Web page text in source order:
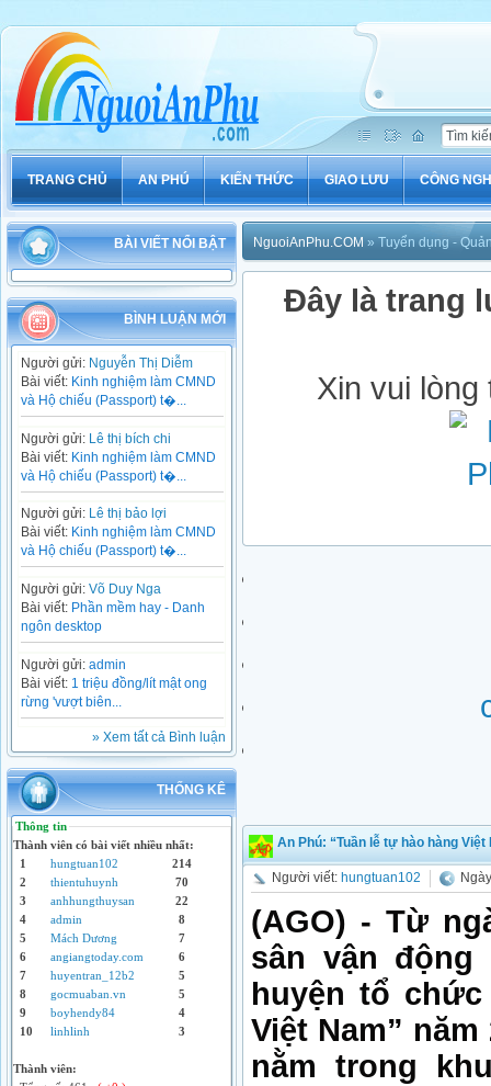
TRANG CHỦ AN PHÚ KIẾN THỨC GIAO LƯU CÔNG
BÀI VIẾT NỔI BẬT
BÌNH LUẬN MỚI
Người gửi: Nguyễn Thị Diễm
Bài viết: Kinh nghiệm làm CMND
và Hộ chiếu (Passport) t�...
Người gửi: Lê thị bích chi
Bài viết: Kinh nghiệm làm CMND
và Hộ chiếu (Passport) t�...
Người gửi:
Lê thị bảo lợi
Bài viết: Kinh nghiệm làm CMND
và Hộ chiếu (Passport) t�...
Người gửi: Võ Duy Nga
Bài viết: Phần mềm hay - Danh
ngôn desktop
Người gửi: admin
Bài viết: 1 triệu đồng/lít mật ong
rừng 'vượt biên...
» Xem tất cả Bình luận
THỐNG KÊ
Thông tin
Thành viên có bài viết nhiều nhất:
1
hungtuan102
214
2
thientuhuynh
70
3
anhhungthuysan
22
4
admin
8
5
Mách Dương
7
6
angiangtoday.com
6
7
huyentran_12b2
5
8
gocmuaban.vn
5
9
boyhendy84
4
10
linhlinh 3
Thành viên:
NguoiAnPhu.COM » Tuyển dụng -
Đây là trang
Xin vui
An Phú: “Tuần lễ tự hào hàng Việt
Người viết: hungtuan102
(AGO) - Từ
sân vận động
huyện tổ
Việt Nam”
nằm trong